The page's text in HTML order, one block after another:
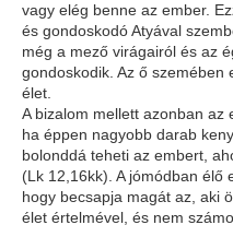
vagy elég benne az ember.
és gondoskodó Atyával
még a mező virágairól és az
gondoskodik. Az ő szemében
élet.
A bizalom mellett azonban az
ha éppen nagyobb darab
bolonddá teheti az embert,
(Lk 12,16kk). A jómódban élő
hogy becsapja magát az, aki
élet értelmével, és nem